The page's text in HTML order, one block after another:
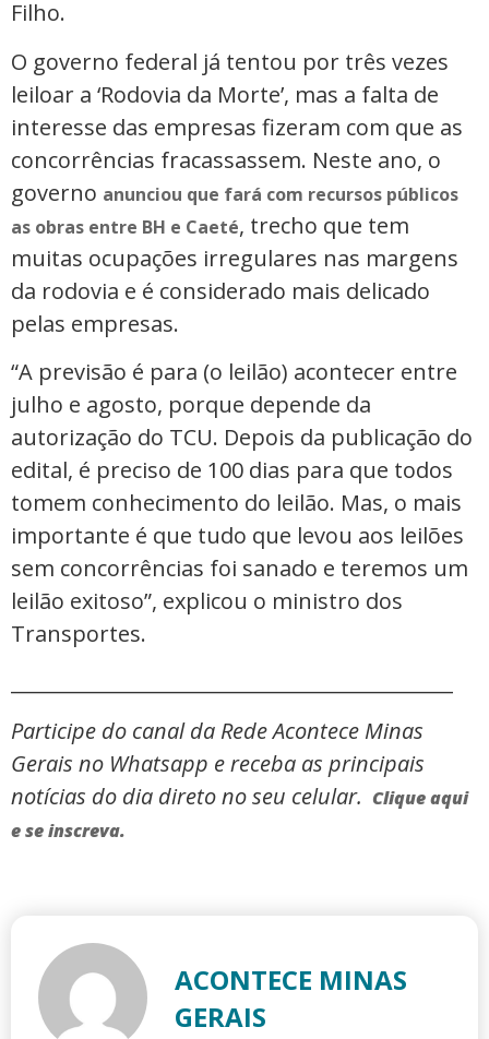
Filho.
O governo federal já tentou por três vezes
leiloar a ‘Rodovia da Morte’, mas a falta de
interesse das empresas fizeram com que as
concorrências fracassassem. Neste ano, o
governo anunciou que fará com recursos públicos
as obras entre BH e Caeté, trecho que tem
muitas ocupações irregulares nas margens
da rodovia e é considerado mais delicado
pelas empresas.
“A previsão é para (o leilão) acontecer entre
julho e agosto, porque depende da
autorização do TCU. Depois da publicação do
edital, é preciso de 100 dias para que todos
tomem conhecimento do leilão. Mas, o mais
importante é que tudo que levou aos leilões
sem concorrências foi sanado e teremos um
leilão exitoso”, explicou o ministro dos
Transportes.
Participe do canal da Rede Acontece Minas
Gerais no Whatsapp e receba as principais
notícias do dia direto no seu celular. Clique aqui
e se inscreva.
ACONTECE MINAS
GERAIS